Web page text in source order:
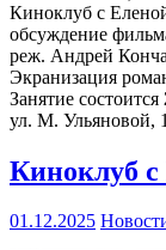
Киноклуб с
обсуждение
реж. Андрей
Экранизация
Занятие состоится
ул. М. Ульяновой,
Киноклуб
01.12.2025